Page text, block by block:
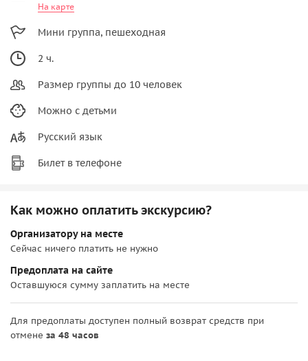
На карте
Мини группа, пешеходная
2 ч.
Размер группы до 10 человек
Можно с детьми
Русский язык
Билет в телефоне
Как можно оплатить экскурсию?
Организатору на месте
Сейчас ничего платить не нужно
Предоплата на сайте
Оставшуюся сумму заплатить на месте
Для предоплаты доступен полный возврат средств при
отмене за 48 часов